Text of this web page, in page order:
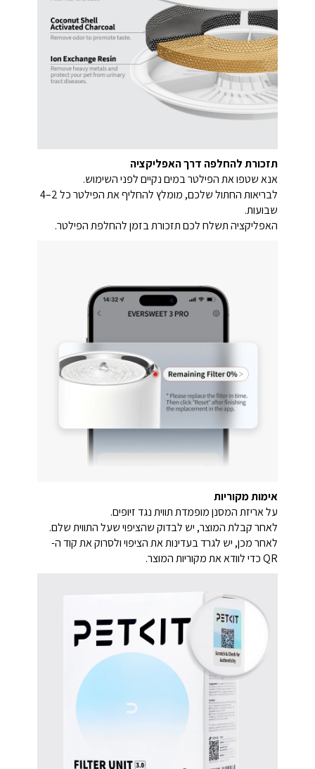
תזכורת להחלפה דרך האפליקציה
אנא שטפו את הפילטר במים נקיים לפני השימוש.
לבריאות החתול שלכם, מומלץ להחליף את הפילטר כל 2–4
שבועות.
האפליקציה תשלח לכם תזכורת בזמן להחלפת הפילטר.
אימות מקוריות
על אריזת המסנן מופמדת תווית נגד זיופים.
לאחר קבלת המוצר, יש לבדוק שהציפוי שעל התווית שלם.
לאחר מכן, יש לגרד בעדינות את הציפוי ולסרוק את קוד ה-
QR כדי לוודא את מקוריות המוצר.